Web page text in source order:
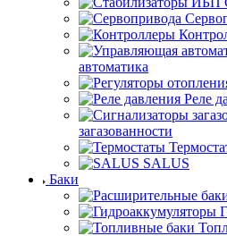
автоматика
Реле
загазованности
SALUS
Баки